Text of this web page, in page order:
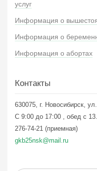
услуг
Информация о
Информация о
Информация о абортах
Контакты
630075, г. Новосибирск,
С 9:00 до 17:00 , обед с
276-74-21 (приемная)
gkb25nsk@mail.ru